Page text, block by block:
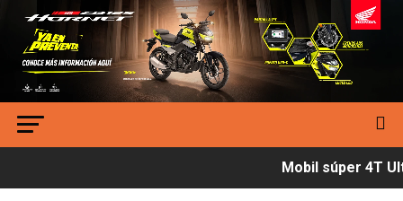
Mobil súper 4T